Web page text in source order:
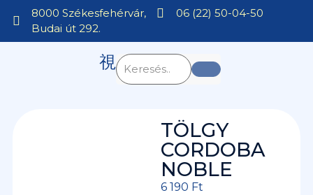
8000 Székesfehérvár,
Budai út 292.
06 (22) 50-04-50
TÖLGY
CORDOBA
NOBLE
6 190 Ft